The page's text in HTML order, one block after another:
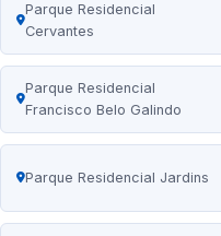
Parque Residencial
Cervantes
Parque Residencial
Francisco Belo Galindo
Parque Residencial Jardins